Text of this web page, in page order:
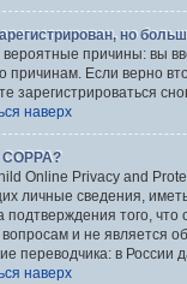
но
причины: вы
причинам. Если верно
зарегистрироваться
наверх
Online Privacy and
личные сведения,
подтверждения того,
и не является
переводчика: в России
наверх